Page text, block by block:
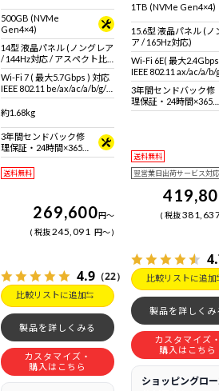
500GB (NVMe
Gen4×4)
14型 液晶パネル (ノングレア
/ 144Hz対応 / アスペクト比
16:10)
Wi-Fi 7 ( 最大5.7Gbps ) 対応
IEEE 802.11 be/ax/ac/a/b/g/n
準拠 ＋ Bluetooth 5内蔵
約1.68kg
3年間センドバック修
理保証・24時間×365
日電話サポート
送料無料
269,600円～
税抜245,091 円～
4.9 （22）
比較リストに追加
製品を詳しくみる
カスタマイズ・
購入はこちら
1TB (NVMe Gen4×4)
15.6型 液晶パネル (ノ
ア / 165Hz対応)
Wi-Fi 6E( 最大
IEEE 802.11 ax/ac/a/
拠 ＋ Bluetooth 5内蔵
3年間センドバック修
理保証・24時間×365
日電話サポート
送料無料
翌営業日出荷サービス対応
税抜
比較リストに追加
製品を詳しくみ
カスタマイズ
購入はこちら
ショッピングロ